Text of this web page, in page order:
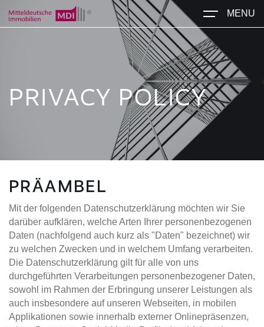
MENU
PRIVACY POLICY
PRÄAMBEL
Mit der folgenden Datenschutzerklärung möchten wir Sie
darüber aufklären, welche Arten Ihrer personenbezogenen
Daten (nachfolgend auch kurz als "Daten" bezeichnet) wir
zu welchen Zwecken und in welchem Umfang verarbeiten.
Die Datenschutzerklärung gilt für alle von uns
durchgeführten Verarbeitungen personenbezogener Daten,
sowohl im Rahmen der Erbringung unserer Leistungen als
auch insbesondere auf unseren Webseiten, in mobilen
Applikationen sowie innerhalb externer Onlinepräsenzen,